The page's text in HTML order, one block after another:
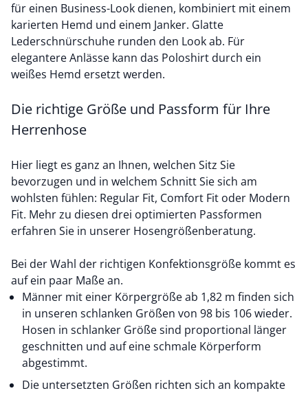
für einen Business-Look dienen, kombiniert mit einem
karierten Hemd und einem Janker. Glatte
Lederschnürschuhe runden den Look ab. Für
elegantere Anlässe kann das Poloshirt durch ein
weißes Hemd ersetzt werden.
Die richtige Größe und Passform für Ihre
Herrenhose
Hier liegt es ganz an Ihnen, welchen Sitz Sie
bevorzugen und in welchem Schnitt Sie sich am
wohlsten fühlen: Regular Fit, Comfort Fit oder Modern
Fit. Mehr zu diesen drei optimierten Passformen
erfahren Sie in unserer Hosengrößenberatung.
Bei der Wahl der richtigen Konfektionsgröße kommt es
auf ein paar Maße an.
Männer mit einer Körpergröße ab 1,82 m finden sich
in unseren schlanken Größen von 98 bis 106 wieder.
Hosen in schlanker Größe sind proportional länger
geschnitten und auf eine schmale Körperform
abgestimmt.
Die untersetzten Größen richten sich an kompakte